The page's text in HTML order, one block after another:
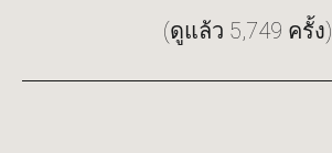
(ดูแล้ว 5,749 ครั้ง)